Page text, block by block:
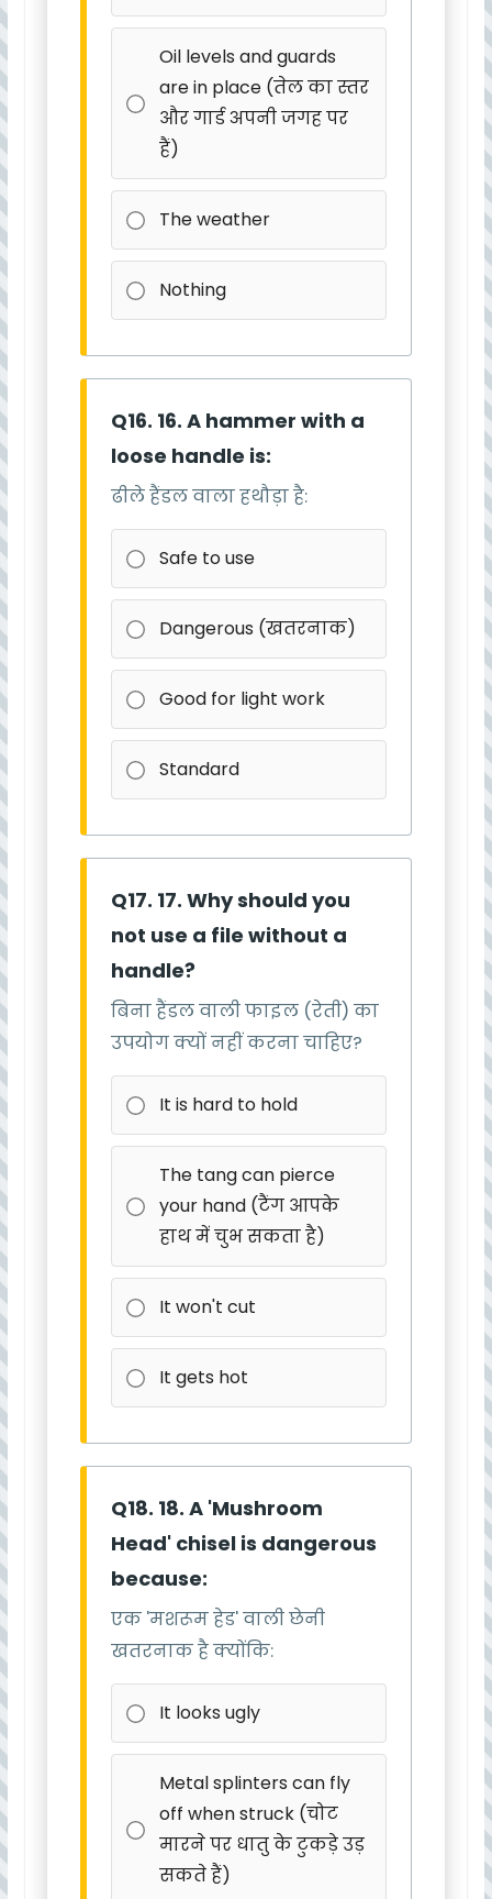
Oil levels and guards
are in place (तेल का स्तर
और गार्ड अपनी जगह पर
हैं)
The weather
Nothing
Q16. 16. A hammer with a
loose handle is:
ढीले हैंडल वाला हथौड़ा है:
Safe to use
Dangerous (खतरनाक)
Good for light work
Standard
Q17. 17. Why should you
not use a file without a
handle?
बिना हैंडल वाली फाइल (रेती) का
उपयोग क्यों नहीं करना चाहिए?
It is hard to hold
The tang can pierce
your hand (टैंग आपके
हाथ में चुभ सकता है)
It won't cut
It gets hot
Q18. 18. A 'Mushroom
Head' chisel is dangerous
because:
एक 'मशरूम हेड' वाली छेनी
खतरनाक है क्योंकि:
It looks ugly
Metal splinters can fly
off when struck (चोट
मारने पर धातु के टुकड़े उड़
सकते हैं)